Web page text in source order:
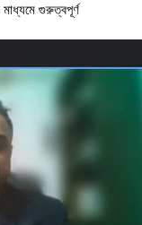
গুরুত্বপূর্ণ